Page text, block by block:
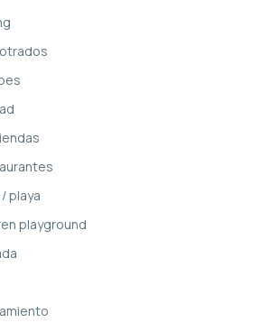
playa
playground